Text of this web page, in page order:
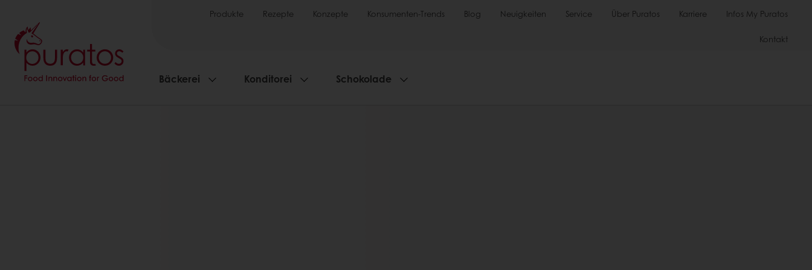
Produkte Rezepte Konzepte Konsumenten-Trends Blog Neuigkeiten Service Über Puratos Karriere Infos My Puratos
Kontakt
Bäckerei Konditorei Schokolade